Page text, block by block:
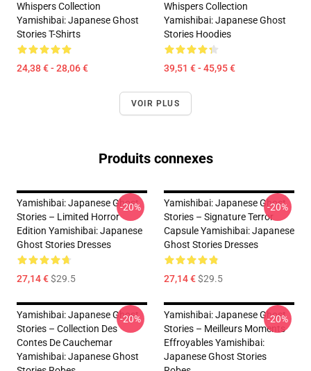
Whispers Collection
Yamishibai: Japanese Ghost
Stories T-Shirts
24,38 € - 28,06 €
Whispers Collection
Yamishibai: Japanese Ghost
Stories Hoodies
39,51 € - 45,95 €
VOIR PLUS
Produits connexes
Yamishibai: Japanese Ghost
Stories – Limited Horror
Edition Yamishibai: Japanese
Ghost Stories Dresses
27,14 €$29.5
-20%
Yamishibai: Japanese Ghost
Stories – Signature Terror
Capsule Yamishibai: Japanese
Ghost Stories Dresses
27,14 €$29.5
-20%
Yamishibai: Japanese Ghost
Stories – Collection Des
Contes De Cauchemar
Yamishibai: Japanese Ghost
-20%
Yamishibai: Japanese Ghost
Stories – Meilleurs Moments
Effroyables Yamishibai:
Japanese Ghost Stories
-20%